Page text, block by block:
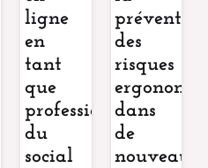
ligne
en
tant
que
professionnel
du
social
des
risques
dans
de
nouveaux